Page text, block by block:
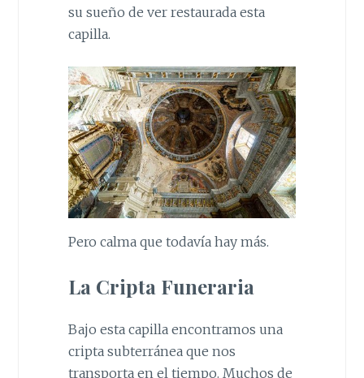
su sueño de ver restaurada esta
capilla.
Pero calma que todavía hay más.
La Cripta Funeraria
Bajo esta capilla encontramos una
cripta subterránea que nos
transporta en el tiempo. Muchos de